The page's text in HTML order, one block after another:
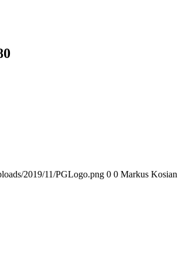
2019/11/PGLogo.png 0 0 Markus Kosian